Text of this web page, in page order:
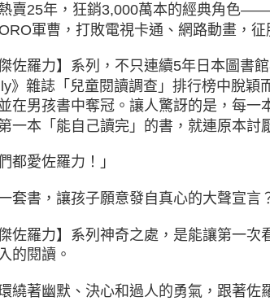
賣25年，狂銷3,000萬本的經典角色
軍曹，打敗電視卡通、網路動畫，
佐羅力】系列，不只連續5年日本圖書
》雜誌「兒童閱讀調查」排行榜中脫穎
在男孩書中奪冠。讓人驚訝的是，每
一本「能自己讀完」的書，就連原本討
都愛佐羅力！」
套書，讓孩子願意發自真心的大聲宣言
佐羅力】系列神奇之處，是能讓第一
的閱讀。
繞著幽默、決心和過人的勇氣，跟著佐